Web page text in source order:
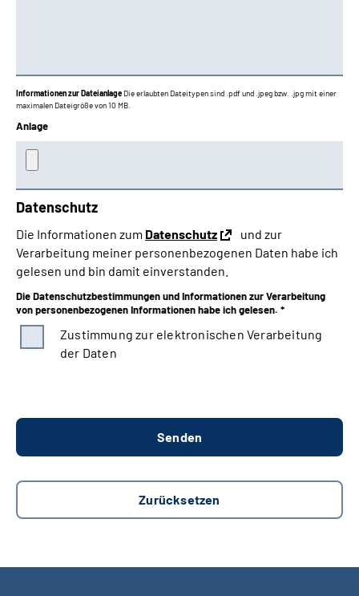
Informationen zur Dateianlage Die erlaubten Dateitypen sind .pdf und .jpeg bzw. .jpg mit einer
maximalen Dateigröße von 10 MB.
Anlage
Datenschutz
Die Informationen zum Datenschutz
und zur
Verarbeitung meiner personenbezogenen Daten habe ich
gelesen und bin damit einverstanden.
Die Datenschutzbestimmungen und Informationen zur Verarbeitung
von personenbezogenen Informationen habe ich gelesen. *
Zustimmung zur elektronischen Verarbeitung
der Daten